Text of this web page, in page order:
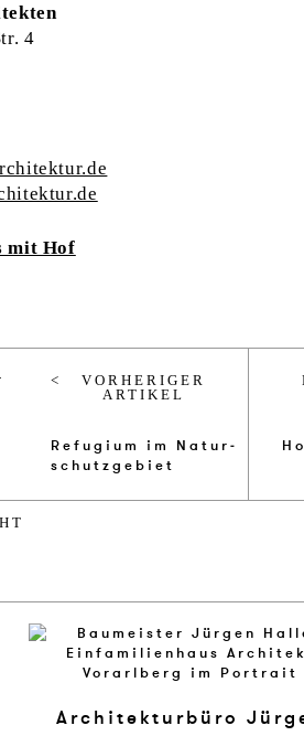
4
mit Hof
VORHERIGER
ARTIKEL
Re­fu­gi­um im Natur­
schutz­ge­biet
Architekturbüro